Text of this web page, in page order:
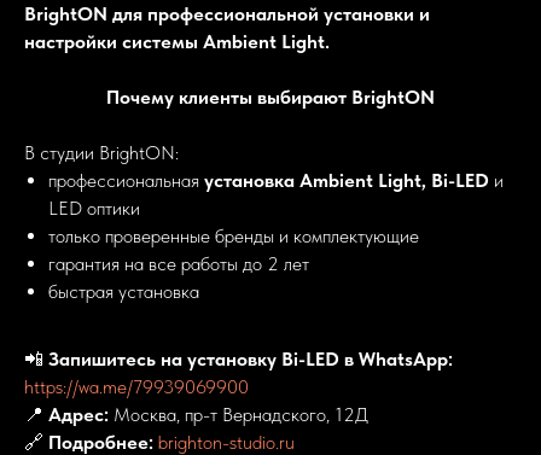
BrightON для профессиональной установки и
настройки системы Ambient Light.
Почему клиенты выбирают BrightON
В студии BrightON:
профессиональная установка Ambient Light, Bi-LED и
LED оптики
только проверенные бренды и комплектующие
гарантия на все работы до 2 лет
быстрая установка
📲 Запишитесь на установку Bi-LED в WhatsApp:
https://wa.me/79939069900
📍 Адрес: Москва, пр-т Вернадского, 12Д
🔗 Подробнее: brighton-studio.ru